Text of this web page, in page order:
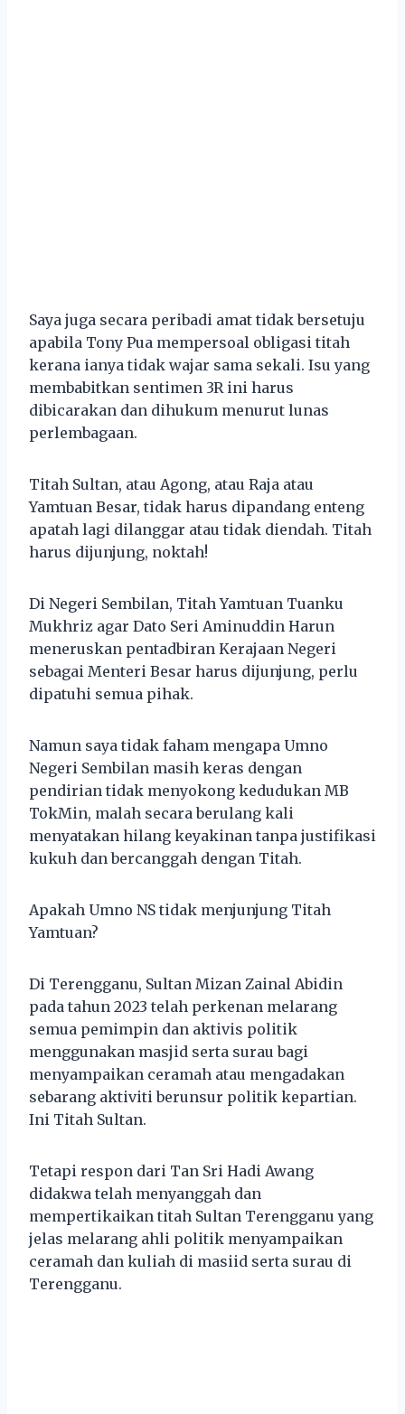
Saya juga secara peribadi amat tidak bersetuju
apabila Tony Pua mempersoal obligasi titah
kerana ianya tidak wajar sama sekali. Isu yang
membabitkan sentimen 3R ini harus
dibicarakan dan dihukum menurut lunas
perlembagaan.
Titah Sultan, atau Agong, atau Raja atau
Yamtuan Besar, tidak harus dipandang enteng
apatah lagi dilanggar atau tidak diendah. Titah
harus dijunjung, noktah!
Di Negeri Sembilan, Titah Yamtuan Tuanku
Mukhriz agar Dato Seri Aminuddin Harun
meneruskan pentadbiran Kerajaan Negeri
sebagai Menteri Besar harus dijunjung, perlu
dipatuhi semua pihak.
Namun saya tidak faham mengapa Umno
Negeri Sembilan masih keras dengan
pendirian tidak menyokong kedudukan MB
TokMin, malah secara berulang kali
menyatakan hilang keyakinan tanpa justifikasi
kukuh dan bercanggah dengan Titah.
Apakah Umno NS tidak menjunjung Titah
Yamtuan?
Di Terengganu, Sultan Mizan Zainal Abidin
pada tahun 2023 telah perkenan melarang
semua pemimpin dan aktivis politik
menggunakan masjid serta surau bagi
menyampaikan ceramah atau mengadakan
sebarang aktiviti berunsur politik kepartian.
Ini Titah Sultan.
Tetapi respon dari Tan Sri Hadi Awang
didakwa telah menyanggah dan
mempertikaikan titah Sultan Terengganu yang
jelas melarang ahli politik menyampaikan
ceramah dan kuliah di masiid serta surau di
Terengganu.